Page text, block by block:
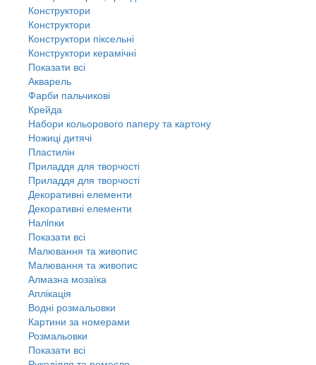
Конструктори
Конструктори
Конструктори піксельні
Конструктори керамічні
Показати всі
Акварель
Фарби пальчикові
Крейда
Набори кольорового паперу та картону
Ножиці дитячі
Пластилін
Приладдя для творчості
Приладдя для творчості
Декоративні елементи
Декоративні елементи
Налiпки
Показати всі
Малювання та живопис
Малювання та живопис
Алмазна мозаїка
Аплікація
Водні розмальовки
Картини за номерами
Розмальовки
Показати всі